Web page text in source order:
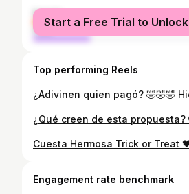
female
male
Start a Free Trial to Unlock
Top performing Reels
Engagement rate benchmark